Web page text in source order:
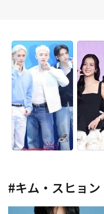
#キム・スヒョン